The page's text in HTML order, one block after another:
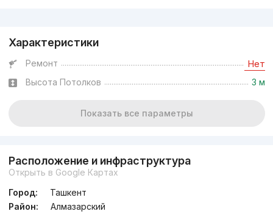
Характеристики
Ремонт Нет
Высота Потолков 3 м
Показать все параметры
Расположение и инфраструктура
Открыть в Google Картах
Город:
Ташкент
Район:
Алмазарский